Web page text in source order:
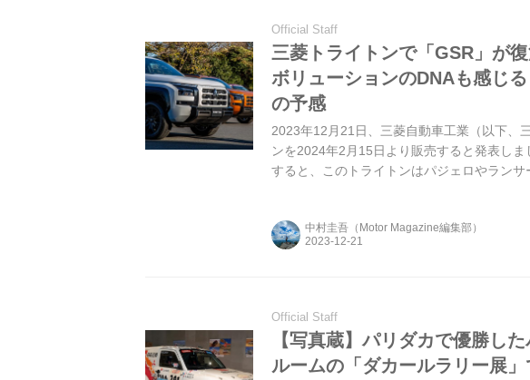
Official Staff
三菱トライトンで「GSR」が
ボリューションのDNAも感じ
の予感
2023年12月21日、三菱自動車工業（以下、
ンを2024年2月15日より販売すると発表し
すると、このトライトンはパジェロやランサ
中村圭吾（Motor Magazine編集部）
Official Staff
【写真蔵】パリダカで優勝し
ルームの「ダカールラリー展